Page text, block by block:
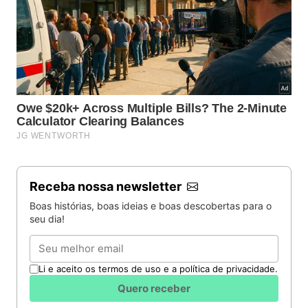
Receba nossa newsletter
Boas histórias, boas ideias e boas descobertas para o
seu dia!
Email
Li e aceito os termos de uso e a política de privacidade.
Quero receber